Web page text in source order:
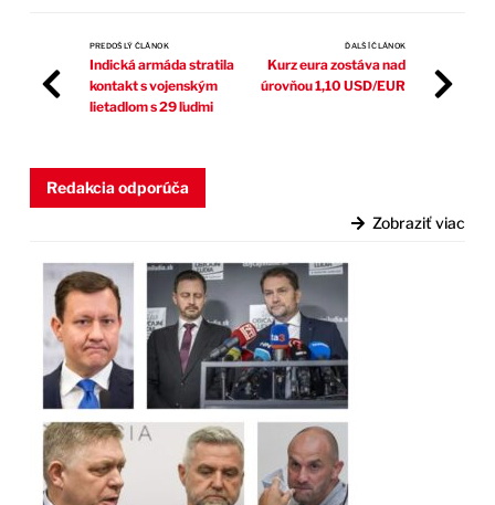
PREDOŠLÝ ČLÁNOK
Indická armáda stratila
kontakt s vojenským
lietadlom s 29 ľuďmi
ĎALŠÍ ČLÁNOK
Kurz eura zostáva nad
úrovňou 1,10 USD/EUR
Redakcia odporúča
Zobraziť viac